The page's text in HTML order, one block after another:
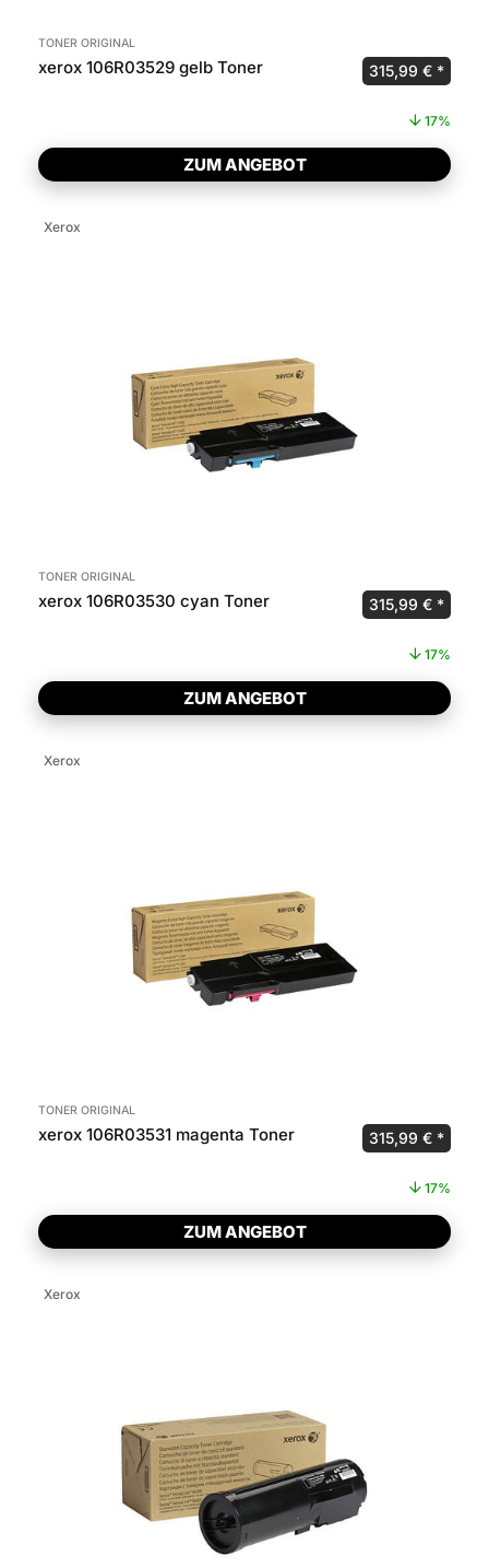
TONER ORIGINAL
xerox 106R03529 gelb Toner Ursprünglicher
315,99 €
17%
ZUM ANGEBOT
Xerox
TONER ORIGINAL
xerox 106R03530 cyan Toner Ursprünglicher
315,99 €
17%
ZUM ANGEBOT
Xerox
TONER ORIGINAL
xerox 106R03531 magenta Toner Ursprünglicher
315,99 €
17%
ZUM ANGEBOT
Xerox